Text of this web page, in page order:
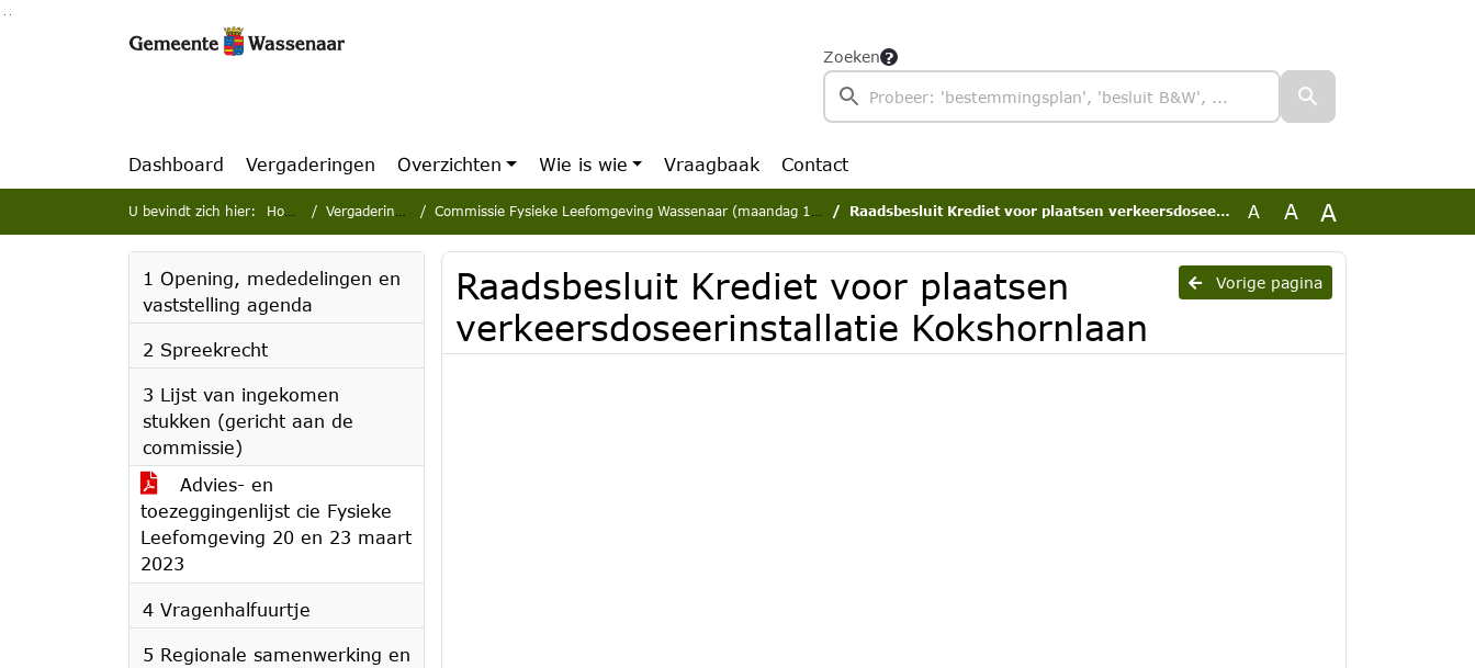
Ga naar de inhoud van deze pagina
Zoeken
Dashboard Vergaderingen Overzichten Wie is wie Vraagbaak Contact
U bevindt zich hier: Home Vergaderingen Commissie Fysieke Leefomgeving Wassenaar (maandag 17 april 2023) Raadsbesluit Krediet voor plaatsen verkeersdoseerinstallatie Kokshornlaan A A A
1 Opening, mededelingen en
vaststelling agenda
2 Spreekrecht
3 Lijst van ingekomen
stukken (gericht aan de
commissie)
Advies- en
toezeggingenlijst cie Fysieke
Leefomgeving 20 en 23 maart
2023
4 Vragenhalfuurtje
5 Regionale samenwerking en
Vorige pagina
Raadsbesluit Krediet voor plaatsen
verkeersdoseerinstallatie Kokshornlaan